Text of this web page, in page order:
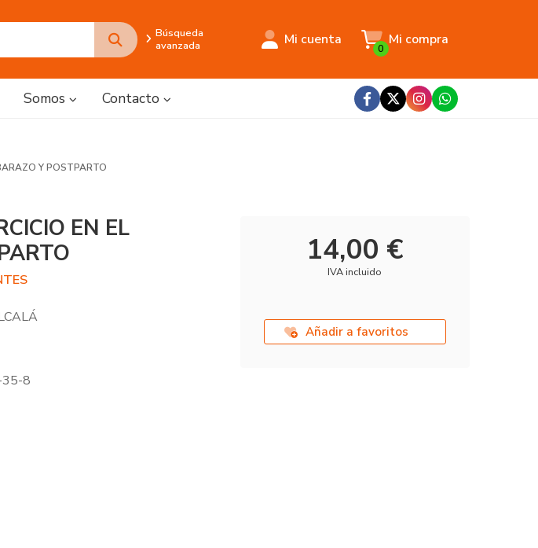
Búsqueda
avanzada
Mi cuenta Mi compra
0
Somos Contacto
Y POSTPARTO
EN EL
8
14,00 €
IVA incluido
Añadir a favoritos